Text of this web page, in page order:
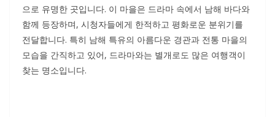
으로 유명한 곳입니다. 이 마을은 드라마 속에서 남해 바다와
함께 등장하며, 시청자들에게 한적하고 평화로운 분위기를
전달합니다. 특히 남해 특유의 아름다운 경관과 전통 마을의
모습을 간직하고 있어, 드라마와는 별개로도 많은 여행객이
찾는 명소입니다.